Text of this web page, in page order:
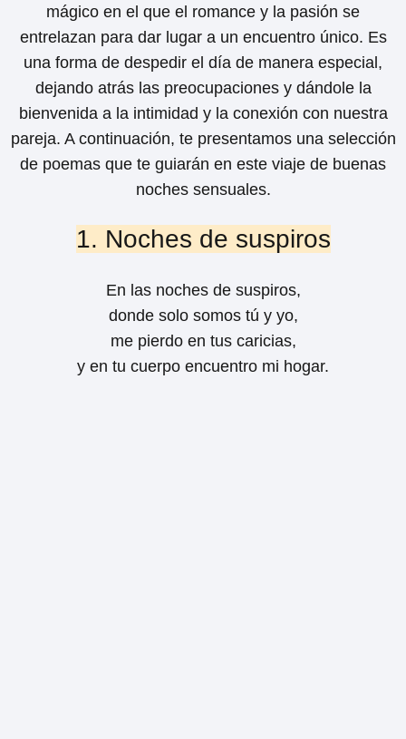
mágico en el que el romance y la pasión se
entrelazan para dar lugar a un encuentro único. Es
una forma de despedir el día de manera especial,
dejando atrás las preocupaciones y dándole la
bienvenida a la intimidad y la conexión con nuestra
pareja. A continuación, te presentamos una selección
de poemas que te guiarán en este viaje de buenas
noches sensuales.
1. Noches de suspiros
En las noches de suspiros,
donde solo somos tú y yo,
me pierdo en tus caricias,
y en tu cuerpo encuentro mi hogar.